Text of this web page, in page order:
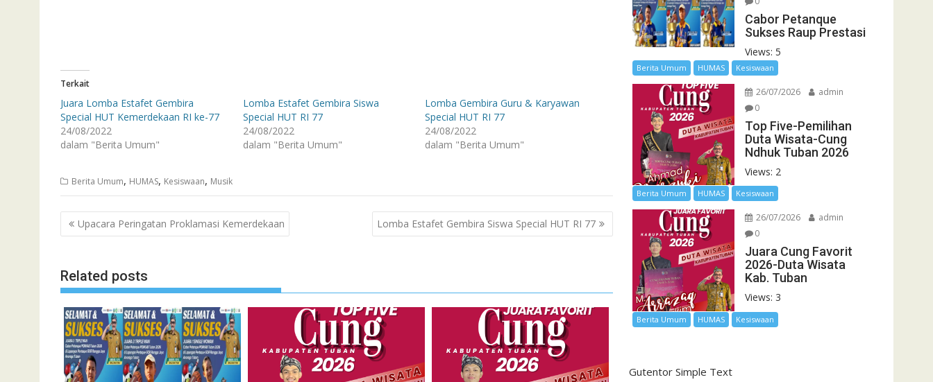
Terkait
Juara Lomba Estafet Gembira
Special HUT Kemerdekaan RI ke-77
24/08/2022
dalam "Berita Umum"
Lomba Estafet Gembira Siswa
Special HUT RI 77
24/08/2022
dalam "Berita Umum"
Lomba Gembira Guru & Karyawan
Special HUT RI 77
24/08/2022
dalam "Berita Umum"
Berita Umum, HUMAS, Kesiswaan, Musik
Navigasi
pos
Upacara Peringatan Proklamasi Kemerdekaan Lomba Estafet Gembira Siswa Special HUT RI 77
Related posts
Cabor Petanque
Sukses Raup Prestasi
Views: 5
Berita Umum HUMAS Kesiswaan
26/07/2026
admin
0
Top Five-Pemilihan
Duta Wisata-Cung
Ndhuk Tuban 2026
Views: 2
Berita Umum HUMAS Kesiswaan
26/07/2026
admin
0
Juara Cung Favorit
2026-Duta Wisata
Kab. Tuban
Views: 3
Berita Umum HUMAS Kesiswaan
Gutentor Simple Text